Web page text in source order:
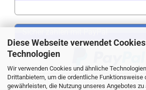
Diese Webseite verwendet
Technologien
Wir verwenden Cookies und ähnliche
Drittanbietern, um die ordentliche Funktionsweise
gewährleisten, die Nutzung unseres Angebotes